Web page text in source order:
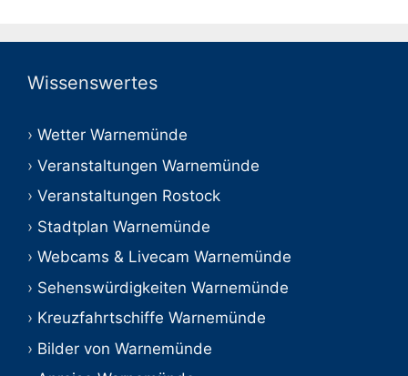
Wissenswertes
Wetter Warnemünde
Veranstaltungen Warnemünde
Veranstaltungen Rostock
Stadtplan Warnemünde
Webcams & Livecam Warnemünde
Sehenswürdigkeiten Warnemünde
Kreuzfahrtschiffe Warnemünde
Bilder von Warnemünde